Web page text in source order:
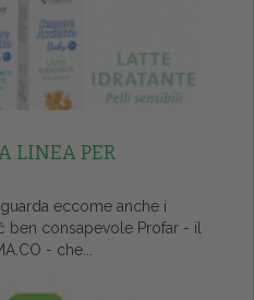
LINEA PER
eccome anche i
ben consapevole Profar - il
- che...